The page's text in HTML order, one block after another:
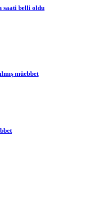
saati belli oldu
müebbet